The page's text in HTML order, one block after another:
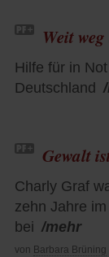
Weit
Hilfe für in
Deutschland
Gewalt
Charly Graf
zehn Jahre
bei /mehr
von Barbara Brüning